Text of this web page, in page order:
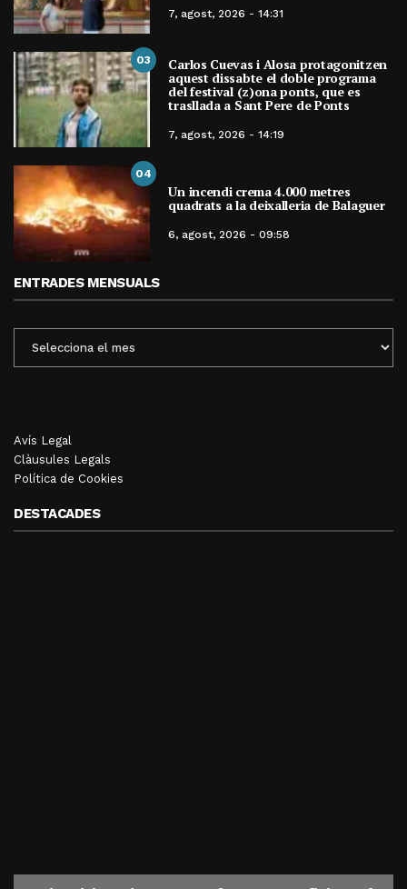
7, agost, 2026 - 14:31
03 Carlos Cuevas i Alosa protagonitzen
aquest dissabte el doble programa
del festival (z)ona ponts, que es
trasllada a Sant Pere de Ponts
7, agost, 2026 - 14:19
04
Un incendi crema 4.000 metres
quadrats a la deixalleria de Balaguer
6, agost, 2026 - 09:58
ENTRADES MENSUALS
MENSUALS
Avís Legal
Clàusules Legals
Política de Cookies
DESTACADES